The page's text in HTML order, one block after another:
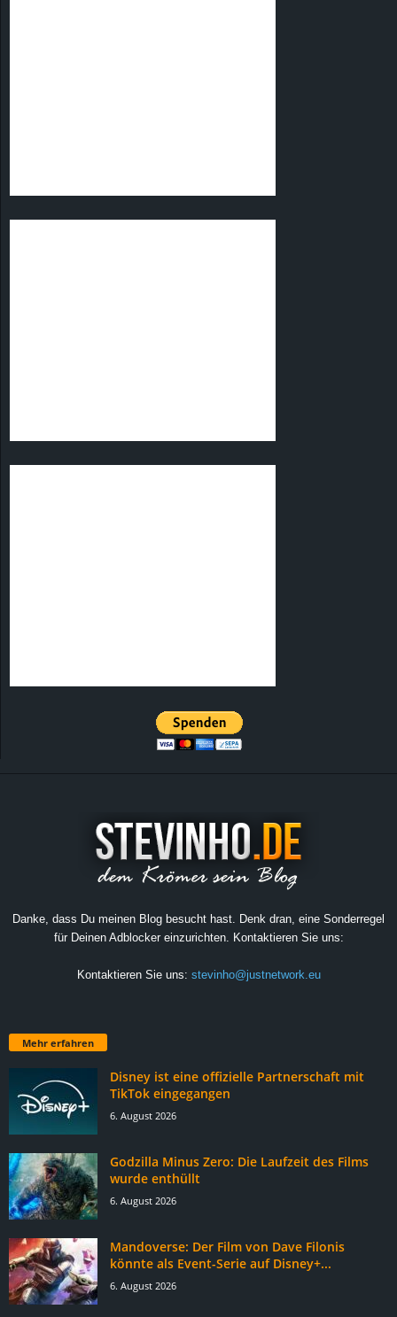
Danke, dass Du meinen Blog besucht hast. Denk dran, eine Sonderregel
für Deinen Adblocker einzurichten. Kontaktieren Sie uns:
Kontaktieren Sie uns: stevinho@justnetwork.eu
Mehr erfahren
Disney ist eine offizielle Partnerschaft mit
TikTok eingegangen
6. August 2026
Godzilla Minus Zero: Die Laufzeit des Films
wurde enthüllt
6. August 2026
Mandoverse: Der Film von Dave Filonis
könnte als Event-Serie auf Disney+...
6. August 2026